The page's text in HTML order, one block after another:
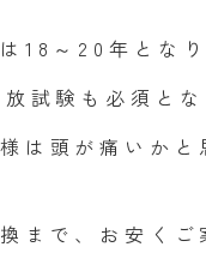
18～20年となり
試験も必須と
は頭が痛いかと
まで、お安くご